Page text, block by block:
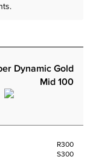
Dynamic Gold
Mid 100
R300
S300